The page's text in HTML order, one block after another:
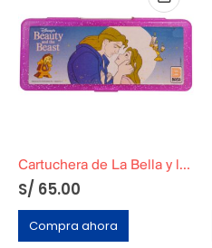
Cartuchera de La Bella y la Bestia Marca BASA
S/ 65.00
Compra ahora